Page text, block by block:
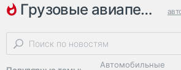
грузовые авиаперевозки
железнодорожные грузоперевозки
Автомобильные